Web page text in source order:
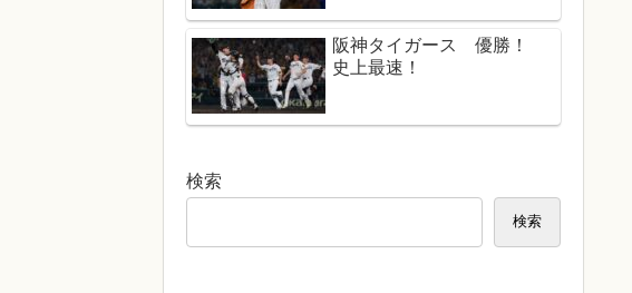
阪神タイガース 優勝！
史上最速！
検索
検索